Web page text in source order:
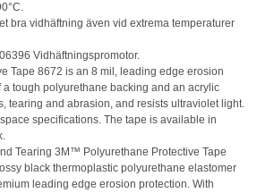
bra vidhäftning även vid extrema temperaturer
Vidhäftningspromotor.
Tape 8672 is an 8 mil, leading edge erosion
tough polyurethane backing and an acrylic
tearing and abrasion, and resists ultraviolet light.
specifications. The tape is available in
Tearing 3M™ Polyurethane Protective Tape
black thermoplastic polyurethane elastomer
leading edge erosion protection. With